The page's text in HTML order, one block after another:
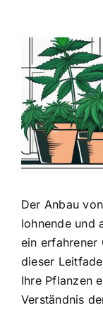
Zeige
grösseres
Bild
Der Anbau
lohnende und
ein erfahrener
dieser
Ihre Pflanzen
Verständnis